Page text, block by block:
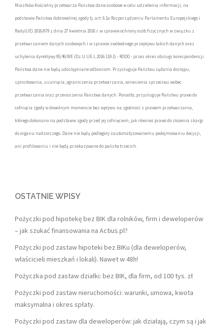
Miastków Kościelny przetwarza Państwa dane osobowe w celu udzielenia informacji, na
podstawie Państwa dobrowolnej zgody tj. art. 6.1a Rozporządzeniu Parlamentu Europejskiego i
Rady(UE) 2016/679 z dnia 27 kwietnia 2016 r. w sprawie ochrony osób fizycznych w związku z
przetwarzaniem danych osobowych i w sprawie swobodnego przepływu takich danych oraz
uchylenia dyrektywy 95/46/WE (Dz.U.UE.L.2016.119.1) - RODO - przez okres obsługi korespondencji.
Państwa dane nie będą udostępniane odbiorcom. Przysługuje Państwu żądania dostępu,
sprostowania, usunięcia, ograniczenia przetwarzania, wniesienia sprzeciwu wobec
przetwarzania oraz przenoszenia Państwa danych. Ponadto, przysługuje Państwu prawo do
cofnięcia zgody w dowolnym momencie bez wpływu na zgodność z prawem przetwarzania,
którego dokonano na podstawie zgody przed jej cofnięciem, jak również prawo do złożenia skargi
do organu nadzorczego. Dane nie będą podlegały zautomatyzowanemu podejmowaniu decyzji,
ani profilowaniu i nie będą przekazywane do państw trzecich.
OSTATNIE WPISY
Pożyczki pod hipotekę bez BIK dla rolników, firm i deweloperów
– jak szukać finansowania na Actius.pl?
Pożyczki pod zastaw hipoteki bez BIKu (dla deweloperów,
właścicieli mieszkań i lokali). Nawet w 48h!
Pożyczka pod zastaw działki: bez BIK, dla firm, od 100 tys. zł
Pożyczki pod zastaw nieruchomości: warunki, umowa, kwota
maksymalna i okres spłaty.
Pożyczki pod zastaw dla deweloperów: jak działają, czym są i jak